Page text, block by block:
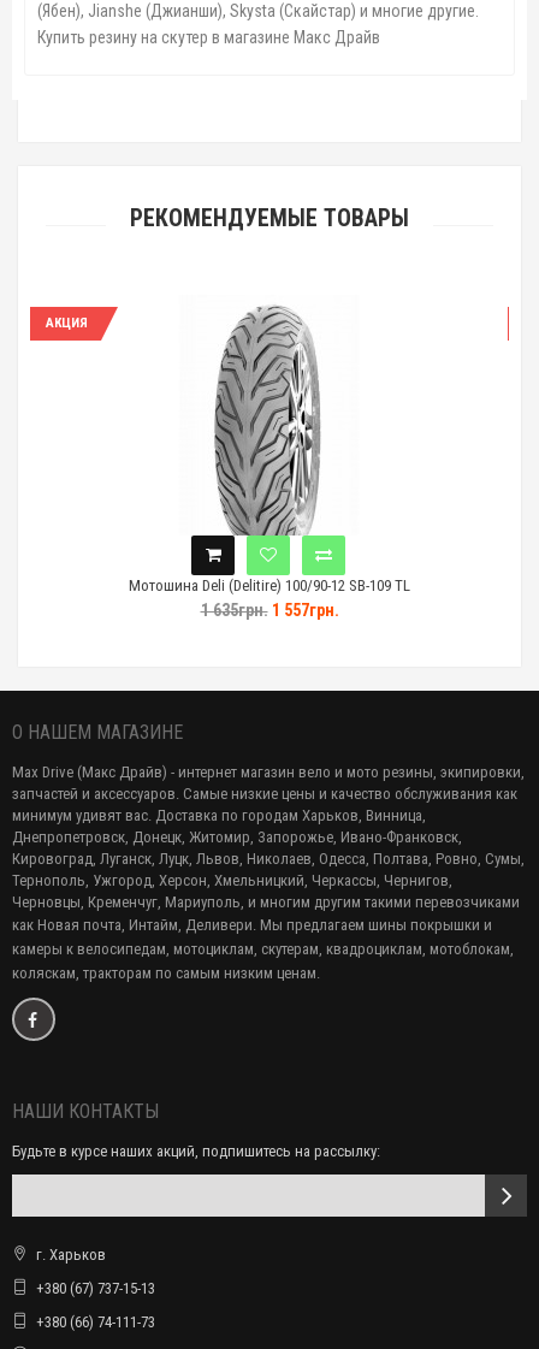
(Ябен), Jianshe (Джианши), Skysta (Скайстар) и многие другие.
Купить резину на скутер в магазине Макс Драйв
РЕКОМЕНДУЕМЫЕ ТОВАРЫ
Мотошина Deli (Delitire) 100/90-12 SB-109 TL
1 557грн.
О НАШЕМ МАГАЗИНЕ
Max Drive (Макс Драйв) - интернет магазин вело и мото резины, экипировки,
запчастей и аксессуаров. Самые низкие цены и качество обслуживания как
минимум удивят вас. Доставка по городам Харьков, Винница,
Днепропетровск, Донецк, Житомир, Запорожье, Ивано-Франковск,
Кировоград, Луганск, Луцк, Львов, Николаев, Одесса, Полтава, Ровно, Сумы,
Тернополь, Ужгород, Херсон, Хмельницкий, Черкассы, Чернигов,
Черновцы, Кременчуг, Мариуполь, и многим другим такими перевозчиками
как Новая почта, Интайм, Деливери. Мы предлагаем шины покрышки и
камеры к велосипедам, мотоциклам, скутерам, квадроциклам, мотоблокам,
коляскам, тракторам по самым низким ценам.
НАШИ КОНТАКТЫ
Будьте в курсе наших акций, подпишитесь на рассылку:
г. Харьков
+380 (67) 737-15-13
+380 (66) 74-111-73